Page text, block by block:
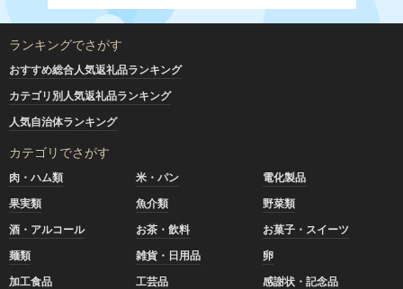
ランキングでさがす
おすすめ総合人気返礼品ランキング
カテゴリ別人気返礼品ランキング
人気自治体ランキング
カテゴリでさがす
肉・ハム類 米・パン
電化製品
果実類
魚介類
野菜類
酒・アルコール
お茶・飲料
お菓子・スイーツ
麺類
雑貨・日用品
卵
加工食品
工芸品
感謝状・記念品